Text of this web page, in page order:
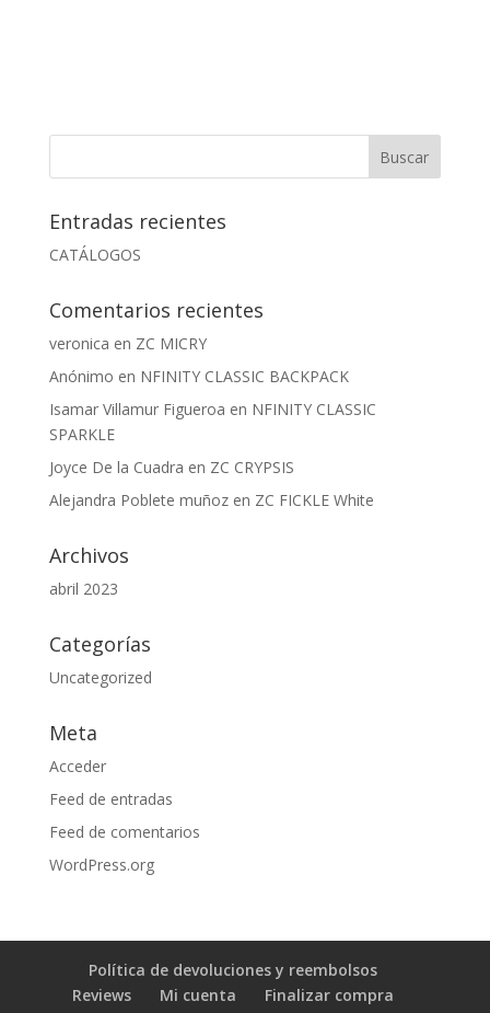
Entradas recientes
CATÁLOGOS
Comentarios recientes
veronica en ZC MICRY
Anónimo en NFINITY CLASSIC BACKPACK
Isamar Villamur Figueroa en NFINITY CLASSIC
SPARKLE
Joyce De la Cuadra en ZC CRYPSIS
Alejandra Poblete muñozen ZC FICKLE White
Archivos
abril 2023
Categorías
Uncategorized
Meta
Acceder
Feed de entradas
Feed de comentarios
WordPress.org
Política de devoluciones y reembolsos
Reviews
Mi cuenta
Finalizar compra